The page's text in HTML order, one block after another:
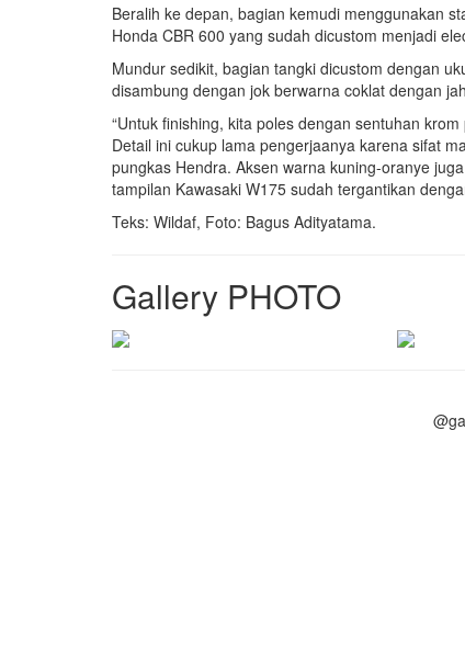
Beralih ke depan, bagian kemudi menggunakan
Honda CBR 600 yang sudah dicustom menjadi
Mundur sedikit, bagian tangki dicustom dengan
disambung dengan jok berwarna coklat dengan
“Untuk finishing, kita poles dengan sentuhan
Detail ini cukup lama pengerjaanya karena sifat
pungkas Hendra. Aksen warna kuning-oranye
tampilan Kawasaki W175 sudah tergantikan
Teks: Wildaf, Foto: Bagus Adityatama.
Gallery PHOTO